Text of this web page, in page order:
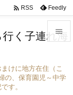


 RSS Feedly
く子連れ海
けに地方在住（こ
の、保育園児～中学
す。